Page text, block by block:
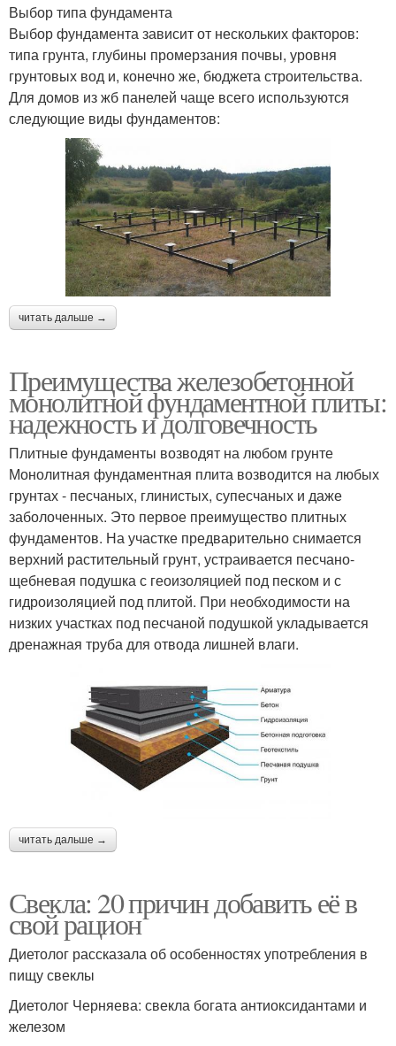
Выбор типа фундамента
Выбор фундамента зависит от нескольких факторов:
типа грунта, глубины промерзания почвы, уровня
грунтовых вод и, конечно же, бюджета строительства.
Для домов из жб панелей чаще всего используются
следующие виды фундаментов:
читать дальше →
Преимущества железобетонной
монолитной фундаментной плиты:
надежность и долговечность
Плитные фундаменты возводят на любом грунте
Монолитная фундаментная плита возводится на любых
грунтах - песчаных, глинистых, супесчаных и даже
заболоченных. Это первое преимущество плитных
фундаментов. На участке предварительно снимается
верхний растительный грунт, устраивается песчано-
щебневая подушка с геоизоляцией под песком и с
гидроизоляцией под плитой. При необходимости на
низких участках под песчаной подушкой укладывается
дренажная труба для отвода лишней влаги.
читать дальше →
Свекла: 20 причин добавить её в
свой рацион
Диетолог рассказала об особенностях употребления в
пищу свеклы
Диетолог Черняева: свекла богата антиоксидантами и
железом